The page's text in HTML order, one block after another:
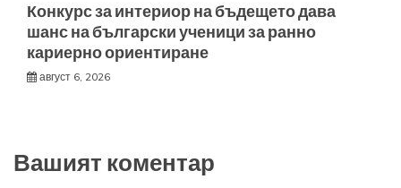
Конкурс за интериор на бъдещето дава
шанс на български ученици за ранно
кариерно ориентиране
август 6, 2026
Вашият коментар